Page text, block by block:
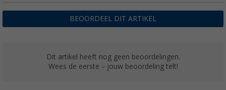
BEOORDEEL DIT ARTIKEL
Dit artikel heeft nog geen beoordelingen.
Wees de eerste – jouw beoordeling telt!